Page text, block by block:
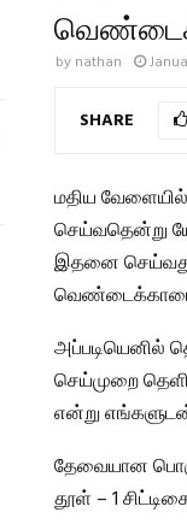
by nathan
SHARE
மதிய
செய்வதென்று
இதனை செய்வது
வெண்டைக்காயை
அப்படியெனில்
செய்முறை
என்று
தேவையான
தூள் – 1